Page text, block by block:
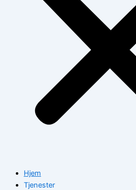
Hjem
Tjenester